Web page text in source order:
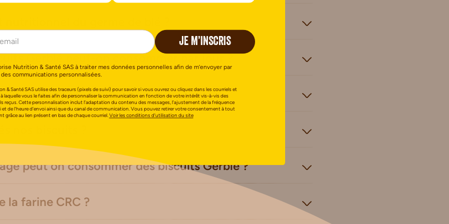
du germe de blé ?
Gerblé peut-on consommer par jour ?
les produits Gerblé ?
nos biscuits ?
peut on consommer des biscuits Gerblé ?
la farine CRC ?
JE M’INSCRIS
Nutrition & Santé SAS à traiter mes données personnelles afin de m’envoyer par
communications personnalisées.
& Santé SAS utilise des traceurs (pixels de suivi) pour savoir si vous ouvrez ou cliquez dans les courriels et
à laquelle vous le faites afin de personnaliser la communication en fonction de votre intérêt vis-à-vis des
reçus. Cette personnalisation inclut l’adaptation du contenu des messages, l’ajustement de la fréquence
et de l’heure d’envoi ainsi que du canal de communication. Vous pouvez retirer votre consentement à tout
grâce au lien présent en bas de chaque courriel.Voir les conditions d’utilisation du site